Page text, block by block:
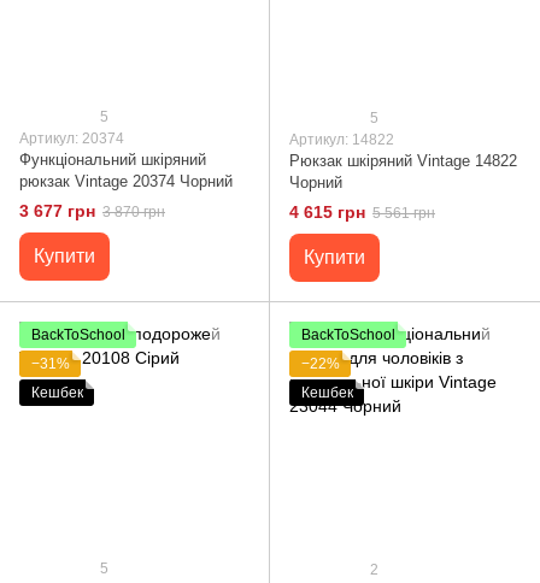
5
Артикул: 20374
Функціональний шкіряний
рюкзак Vintage 20374 Чорний
3 677 грн 3 870 грн
Купити
5
Артикул: 14822
Рюкзак шкіряний Vintage 14822
Чорний
4 615 грн 5 561 грн
Купити
BackToSchool
−31%
Кешбек
5
BackToSchool
−22%
Кешбек
2